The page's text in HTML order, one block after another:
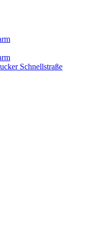
Schnellstraße